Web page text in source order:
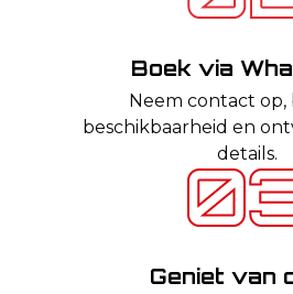
Boek via
Neem contact op,
beschikbaarheid en
details.
Geniet van